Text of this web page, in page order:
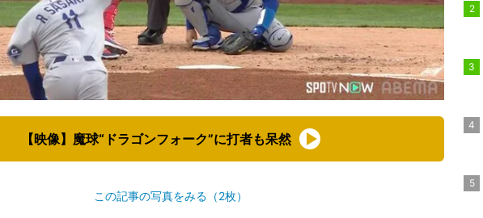
【映像】魔球“ドラゴンフォーク”に打者も呆然
この記事の写真をみる（2枚）